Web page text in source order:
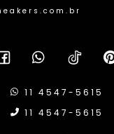
11 4547-5615
11 4547-5615